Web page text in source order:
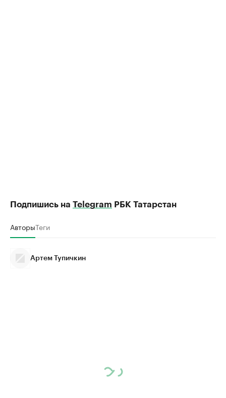
Подпишись на Telegram РБК Татарстан
АвторыТеги
Артем Тупичкин